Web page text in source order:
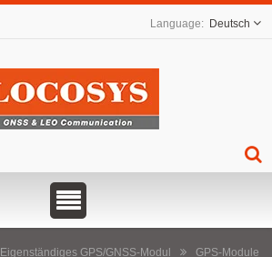
Deutsch
Eigenständiges GPS/GNSS-Modul GPS-Module